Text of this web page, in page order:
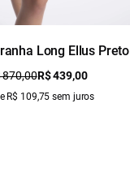
Long Ellus Preto
870,00R$ 439,00
R$ 109,75 sem juros